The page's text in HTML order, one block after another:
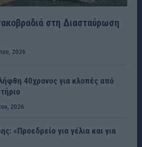
στη Διασταύρωση
2026
40χρονος για κλοπές από
2026
«Προεδρείο για γέλια και για